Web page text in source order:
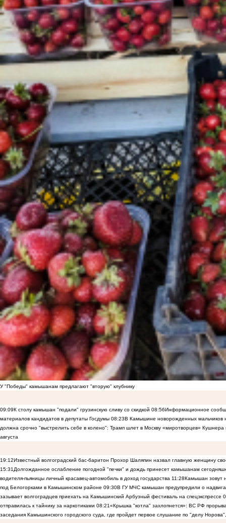
У "Победы" камышанам предлагают "вторую" клубнику
09:09К столу камышан "подали" грузинскую сливу со скидкой 08:56Информационное
материалов кандидатов в депутаты Госдумы 08:23В Камышине новорожденных мальчиков
должна срочно "выстрелить себе в колено": Трамп шлет в Москву «миротворцев»
августа
19:12Известный волгоградский бас-баритон Прохор Шаляпин назвал главную женщину
15:31Долгожданное ослабление погодной "печки" и дождь принесет камышанам
водителя-пьяницы личный красавец-автомобиль в доход государства 11:28Камышан зовут
под Белогорками в Камышинском районе 09:30В ГУ МЧС камышан предупредили о
зазывает волгоградцев приехать на Камышинский Арбузный фестиваль на спецэкспрессе
отправилась к тайнику за наркотиками 08:21«Крышка "котла" захлопнется»: ВС РФ
заседания Камышинского городского суда, где пройдет первое слушание по "делу